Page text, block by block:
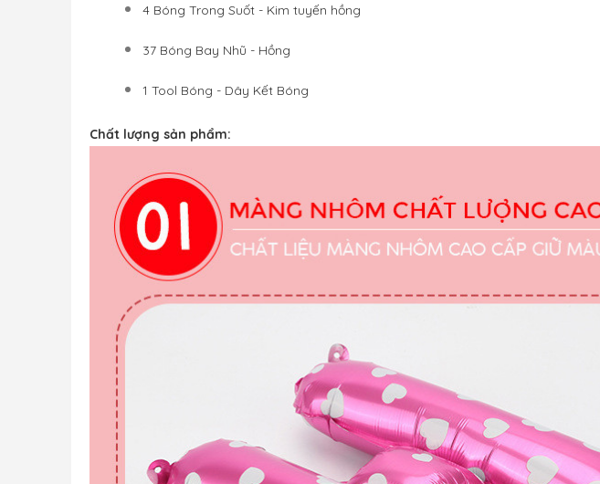
4 Bóng Trong Suốt - Kim tuyến hồng
37 Bóng Bay Nhũ - Hồng
1 Tool Bóng - Dây Kết Bóng
Chất lượng sản phẩm: